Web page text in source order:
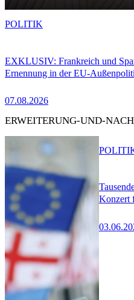
EXKLUSIV: Frankreich und
Ernennung in der EU-
07.08.2026
POLITIK
ERWEITERUNG-UND-
Konzert